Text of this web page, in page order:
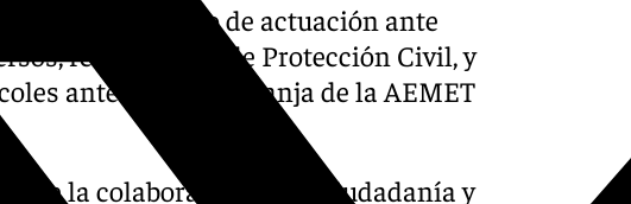
en el Protocolo de actuación ante
realizado desde Protección Civil, y
ante el aviso naranja de la AEMET
pide la colaboración de la ciudadanía y